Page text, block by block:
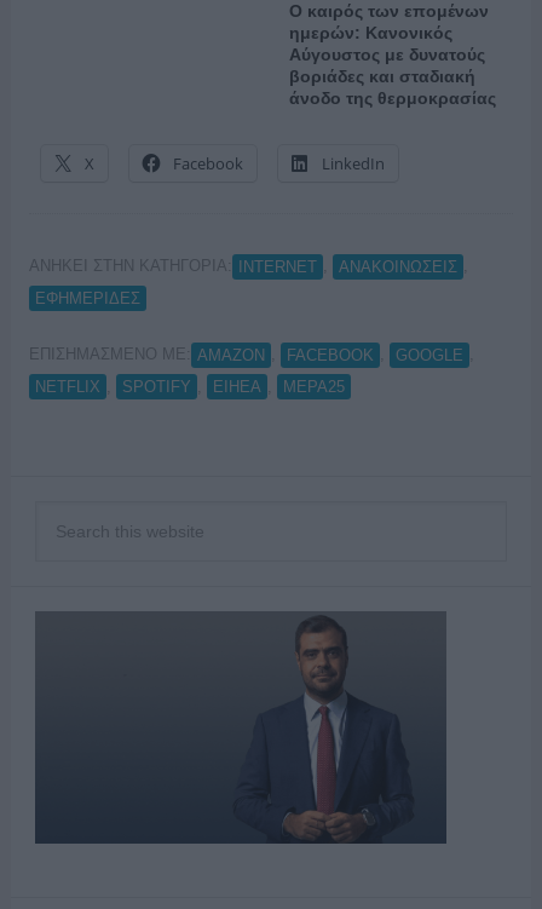
Ο καιρός των επομένων
ημερών: Κανονικός
Αύγουστος με δυνατούς
βοριάδες και σταδιακή
άνοδο της θερμοκρασίας
X Facebook LinkedIn
ΑΝΗΚΕΙ ΣΤΗΝ ΚΑΤΗΓΟΡΙΑ: INTERNET ΑΝΑΚΟΙΝΩΣΕΙΣ
ΕΦΗΜΕΡΙΔΕΣ
ΕΠΙΣΗΜΑΣΜΕΝΟ ΜΕ: AMAZON FACEBOOK GOOGLE
NETFLIX
SPOTIFY ΕΙΗΕΑ ΜΕΡΑ25